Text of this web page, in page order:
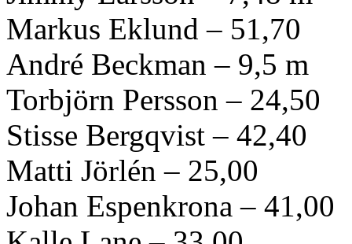
Markus Eklund – 51,70
André Beckman – 9,5 m
Torbjörn Persson – 24,50
Stisse Bergqvist – 42,40
Matti Jörlén – 25,00
Johan Espenkrona – 41,00